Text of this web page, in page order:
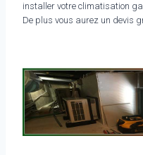
installer votre climatisation
De plus vous aurez un devis